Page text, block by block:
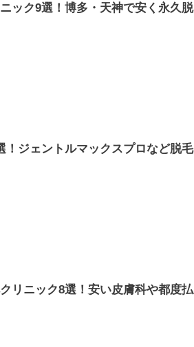
ック9選！博多・天神で安く永久脱
ジェントルマックスプロなど脱毛
リニック8選！安い皮膚科や都度払